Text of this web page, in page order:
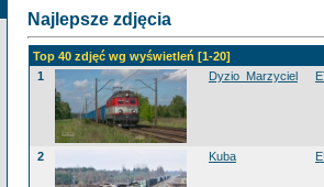
Najlepsze zdjęcia
Top 40 zdjęć wg wyświetleń [1-20]
1
Dyzio_Marzyciel
2 Kuba